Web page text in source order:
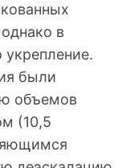
в
укрепление.
были
объемов
(10,5